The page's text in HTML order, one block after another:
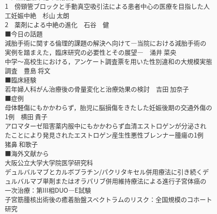
1 傍頸管ブロックと手動真空吸引法による患者中心の医療を目指した人
工妊娠中絶 杉山 太朗
2 薬剤による中絶の進化 石谷 健
■今日の話題
減胎手術に関する倫理的課題の解決へ向けて―当院における減胎手術の
実例を踏まえた，臨床研究の必要性とその展望― 涌井 菜央
中学～高校生における，アンケート調査票を用いた性別違和の大規模実態
調査 豊島 将文
■臨床経験
若年婦人科がん治療後の骨量変化と治療効果の検討 吉田 加奈子
■症例
母体軽傷にもかかわらず，胎児に脳損傷をきたした妊娠後期の交通外傷の
1例 横田 貴子
アロマターゼ阻害薬内服中にもかかわらず血清エストロゲンが分泌され
たことにより発見されたエストロゲン産生性悪性ブレンナー腫瘍の1例
猪鼻 和歌子
■海外文献から
大阪公立大学大学院医学研究科
デュルバルマブとカルボプラチン/パクリタキセル併用療法に引き続くデ
ュルバルマブ単剤またはオラパリブ併用維持療法による進行子宮体癌の
一次治療：第III相DUO—E試験
子宮筋腫核出術後の癒着胎盤スペクトラムのリスク：全国規模のコホート
研究